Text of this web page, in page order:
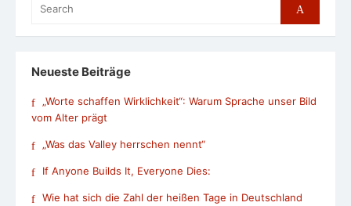
for:
Search
Neueste Beiträge
„Worte schaffen Wirklichkeit“: Warum Sprache unser Bild
vom Alter prägt
„Was das Valley herrschen nennt“
If Anyone Builds It, Everyone Dies:
Wie hat sich die Zahl der heißen Tage in Deutschland